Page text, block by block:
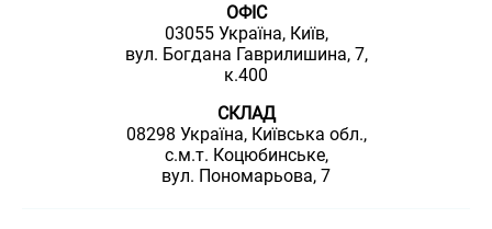
ОФІС
03055 Україна, Київ,
вул. Богдана Гаврилишина, 7,
к.400
СКЛАД
08298 Україна, Київська обл.,
с.м.т. Коцюбинське,
вул. Пономарьова, 7